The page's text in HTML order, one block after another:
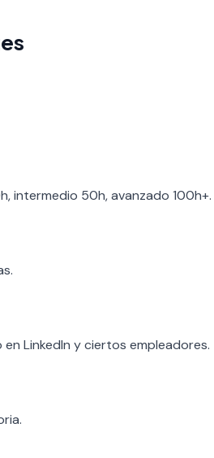
intermedio 50h, avanzado 100h+.
LinkedIn y ciertos empleadores.